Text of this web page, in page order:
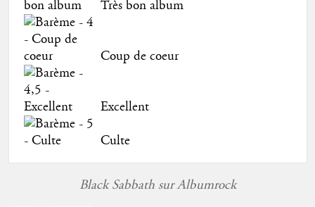
Très bon album
Coup de coeur
Excellent
Culte
Black Sabbath sur Albumrock